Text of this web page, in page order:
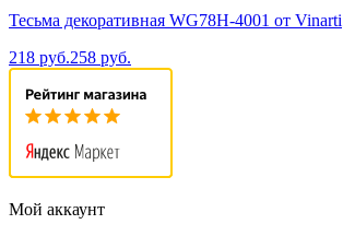
Тесьма декоративная WG78H-4001 от Vinarti
218 руб.258 руб.
Мой аккаунт